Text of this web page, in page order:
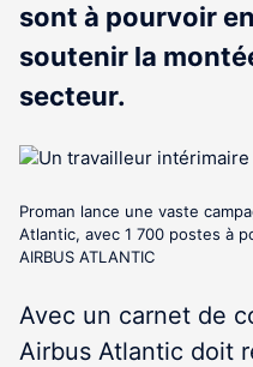
sont à pourvoir
soutenir la
secteur.
Proman lance une vaste
Atlantic, avec 1 700 postes à
AIRBUS ATLANTIC
Avec un carnet de
Airbus Atlantic doit